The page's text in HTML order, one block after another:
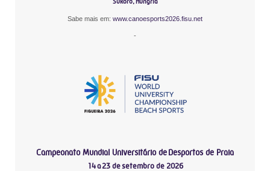
Sabe mais em: www.canoesports2026.fisu.net
-
Campeonato Mundial Universitário de Desportos de Praia
14 a 23 de setembro de 2026